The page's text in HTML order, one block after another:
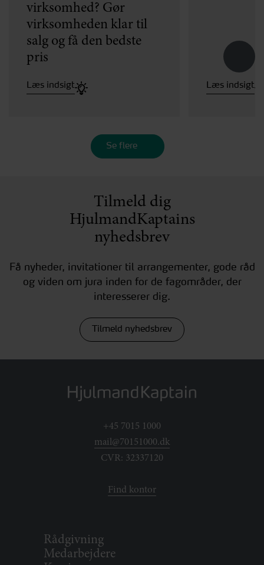
virksomhed? Gør
virksomheden klar til
salg og få den bedste
pris
Læs indsigt Læs indsigt
Se flere
Tilmeld dig
HjulmandKaptains
nyhedsbrev
Få nyheder, invitationer til arrangementer, gode råd
og viden om jura inden for de fagområder, der
interesserer dig.
Tilmeld nyhedsbrev
+45 7015 1000
mail@70151000.dk
CVR: 32337120
Find kontor
Rådgivning
Medarbejdere